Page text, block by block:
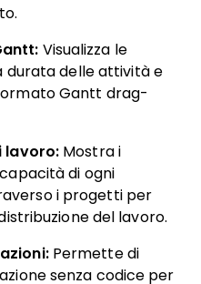
Visualizza le
durata delle attività e
Gantt drag-
lavoro: Mostra i
di ogni
i progetti per
del lavoro.
Permette di
senza codice per